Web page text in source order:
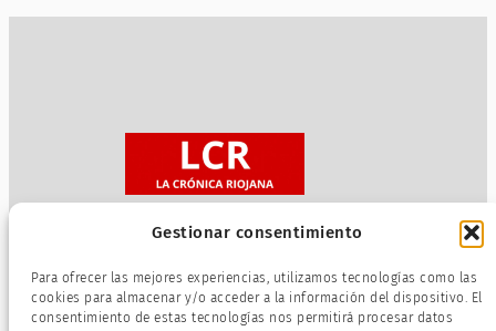
Gestionar consentimiento
Para ofrecer las mejores experiencias, utilizamos tecnologías como las
cookies para almacenar y/o acceder a la información del dispositivo. El
consentimiento de estas tecnologías nos permitirá procesar datos
Política de privacidad
Términos de servicio